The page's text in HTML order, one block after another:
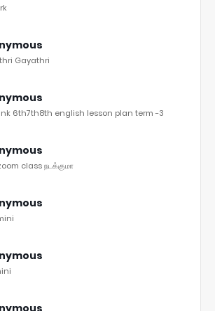
Gayathri
6th7th8th english lesson plan term -3
class நடக்குமா